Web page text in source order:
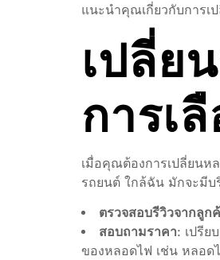
แนะนำคุณเกี่ยวกับการเ
เปลี่ย
การเ
เมื่อคุณต้องการเปลี่ยนห
รถยนต์ ใกล้ฉัน มักจะมี
ตรวจสอบรีวิวจากลูก
สอบถามราคา: เปรีย
ของหลอดไฟ เช่น หลอด